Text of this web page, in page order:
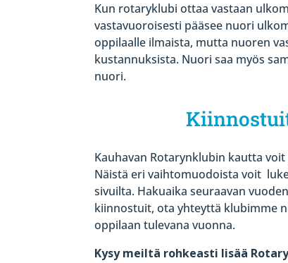
Kun rotaryklubi ottaa vastaan
vastavuoroisesti pääsee nuori
oppilaalle ilmaista, mutta nuoren
kustannuksista. Nuori saa myös
nuori.
Kauhavan Rotarynklubin kautta
Näistä eri vaihtomuodoista voit
sivuilta. Hakuaika seuraavan
kiinnostuit, ota yhteyttä klubimme
oppilaan tulevana vuonna.
Kysy meiltä rohkeasti lisää